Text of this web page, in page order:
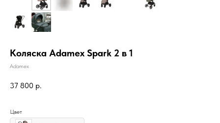
Коляска Adamex Spark 2 в 1
Adamex
37 800 р.
Цвет